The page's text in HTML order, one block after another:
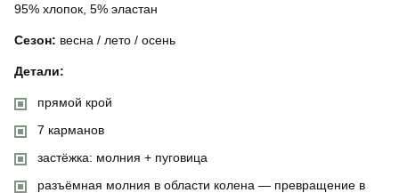
95% хлопок, 5% эластан
Сезон: весна / лето / осень
Детали:
прямой крой
7 карманов
застёжка: молния + пуговица
разъёмная молния в области колена — превращение в